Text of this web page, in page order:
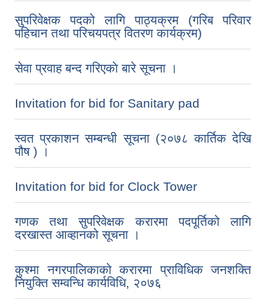
सुपरिवेक्षक पदको लागि पाठ्यक्रम (गरिब परिवार
पहिचान तथा परिचयपत्र वितरण कार्यक्रम)
सेवा प्रवाह बन्द गरिएकाे बारे सूचना ।
Invitation for bid for Sanitary pad
स्वत प्रकाशन सम्बन्धी सूचना (२०७८ कार्तिक देखि
पौष ) ।
Invitation for bid for Clock Tower
गणक तथा सुपरिवेक्षक करारमा पदपूर्तिको लागि
दरखास्त आव्हानको सूचना ।
कुश्मा नगरपालिकाको करारमा प्राविधिक जनशक्ति
नियुक्ति सम्वन्धि कार्यविधि, २०७६